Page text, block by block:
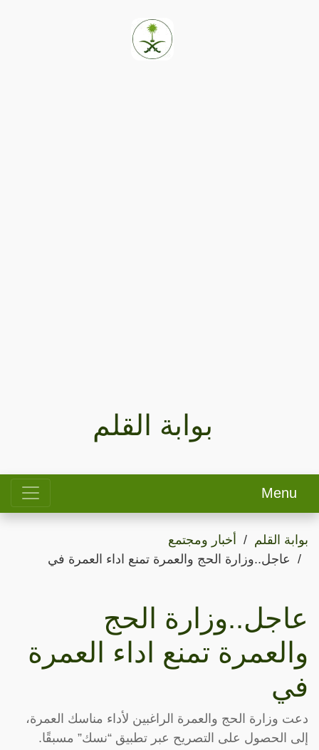
بوابة القلم
Menu
بوابة القلم
أخبار ومجتمع
عاجل..وزارة الحج والعمرة تمنع اداء العمرة في
عاجل..وزارة الحج
والعمرة تمنع اداء العمرة
في
دعت وزارة الحج والعمرة الراغبين لأداء مناسك العمرة،
إلى الحصول على التصريح عبر تطبيق “نسك” مسبقًا.